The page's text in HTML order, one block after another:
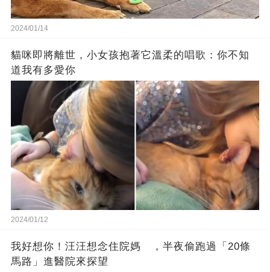
2024/01/14
貓咪即將離世，小女孩抱著它溫柔的唱歌：你不知
道我有多愛你
2024/01/12
我好想你！汪汪想念住院媽 ，半夜偷跑過「20條
馬路」進醫院來探望